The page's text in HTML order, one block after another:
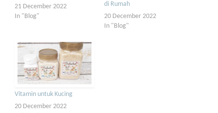
21 December 2022
In "Blog"
di Rumah
20 December 2022
In "Blog"
Vitamin untuk Kucing
20 December 2022